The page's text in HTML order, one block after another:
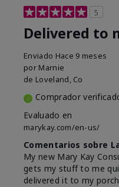
5
Delivered to
Enviado Hace 9 meses
por Marnie
de Loveland, Co
Comprador
Evaluado en
marykay.com/en-us/
Comentarios sobre
My new Mary Kay
gets my stuff to me
delivered it to my